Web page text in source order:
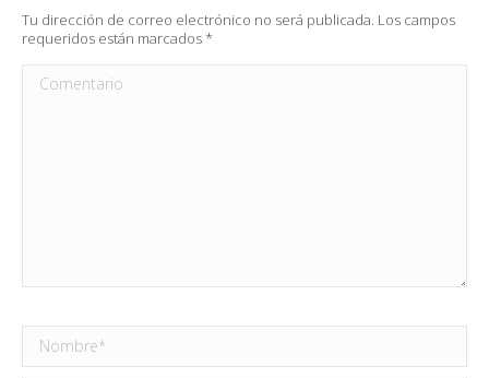
Tu dirección de correo electrónico no será publicada. Los campos
requeridos están marcados*
Comentario
Nombre *